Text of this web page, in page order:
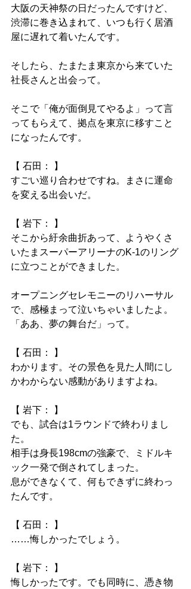
大阪の天神祭の日だったんですけど、
渋滞に巻き込まれて、いつも行く居酒
屋に遅れて着いたんです。
そしたら、たまたま東京から来ていた
社長さんと出会って。
そこで「俺が面倒見てやるよ」って言
ってもらえて、拠点を東京に移すこと
になったんです。
【 石田： 】
すごい巡り合わせですね。まさに運命
を変える出会いだ。
【 岩下： 】
そこから紆余曲折あって、ようやくさ
いたまスーパーアリーナのK-1のリング
に立つことができました。
オープニングセレモニーのリハーサル
で、感極まって泣いちゃいましたよ。
「ああ、夢の舞台だ」って。
【 石田： 】
わかります。その景色を見た人間にし
かわからない感動がありますよね。
【 岩下： 】
でも、試合は1ラウンドで終わりまし
た。
相手は身長198cmの強豪で、ミドルキ
ック一発で倒されてしまった。
息ができなくて、何もできずに終わっ
たんです。
【 石田： 】
……悔しかったでしょう。
【 岩下： 】
悔しかったです。でも同時に、憑き物